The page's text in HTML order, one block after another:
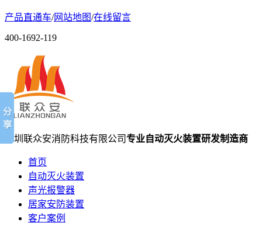
产品直通车/网站地图/在线留言
400-1692-119
深圳联众安消防科技有限公司专业自动灭火装置研发制造商
首页
自动灭火装置
声光报警器
居家安防装置
客户案例